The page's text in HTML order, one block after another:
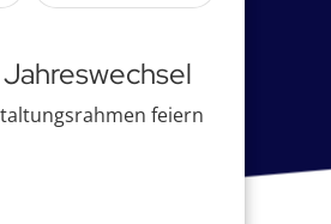
feiern